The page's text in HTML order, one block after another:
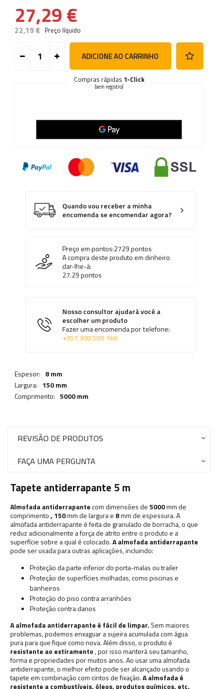
27,29 €
22,19 € Preço líquido
ADICIONE AO CARRINHO
Compras rápidas 1-Click
(sem registro)
Quando vou receber a minha
encomenda se encomendar agora?
Preço em pontos:2729pontos
A compra deste produto em dinheiro
dar-lhe-á:
27.29pontos
Nosso consultor ajudará você a
escolher um produto
Fazer uma encomenda por telefone:
+351 300 509 140
Espesor: 8 mm
Largura: 150 mm
Comprimento: 5000 mm
REVISÃO DE PRODUTOS
FAÇA UMA PERGUNTA
Tapete antiderrapante 5 m
Almofada antiderrapantecom dimensões de5000mm de
comprimento, 150mm de largura e 8mm de espessura. A
almofada antiderrapante é feita de granulado de borracha, o que
reduz adicionalmente a força de atrito entre o produto e a
superfície sobre a qual é colocado.A almofada antiderrapante
pode ser usada para outras aplicações, incluindo:
Proteção da parte inferior do porta-malas ou trailer
Proteção de superfícies molhadas, como piscinas e
banheiros
Proteção do piso contra arranhões
Proteção contra danos
A almofada antiderrapante é fácil de limpar. Sem maiores
problemas, podemos enxaguar a sujeira acumulada com água
pura para que fique como nova. Além disso, o produto é
resistente ao estiramento, por isso manterá seu tamanho,
forma e propriedades por muitos anos. Ao usar uma almofada
antiderrapante, o melhor efeito pode ser alcançado usando o
tapete em combinação com cintos de fixação.A almofada é
resistente a combustíveis, óleos, produtos químicos, etc.